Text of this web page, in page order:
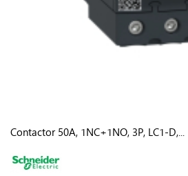
Contactor 50A, 1NC+1NO, 3P, LC1-D,...